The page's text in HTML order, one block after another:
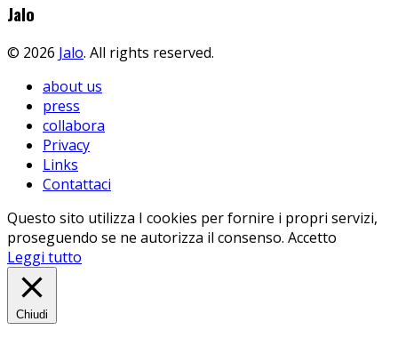
Jalo
© 2026 Jalo. All rights reserved.
about us
press
collabora
Privacy
Links
Contattaci
Questo sito utilizza I cookies per fornire i propri servizi,
proseguendo se ne autorizza il consenso. Accetto
Leggi tutto
Chiudi